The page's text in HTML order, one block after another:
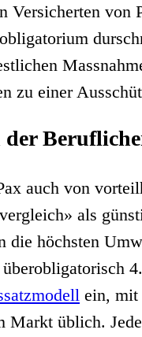
Versicherten von
zu einer
auch von
als
die höchsten
ein, mit
Markt üblich.